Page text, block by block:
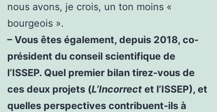
nous avons, je crois, un ton moins «
bourgeois ».
– Vous êtes également, depuis 2018, co-
président du conseil scientifique de
l’ISSEP. Quel premier bilan tirez-vous de
ces deux projets (L’Incorrect et l’ISSEP), et
quelles perspectives contribuent-ils à